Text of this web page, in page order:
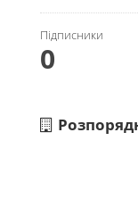
Підписники
0